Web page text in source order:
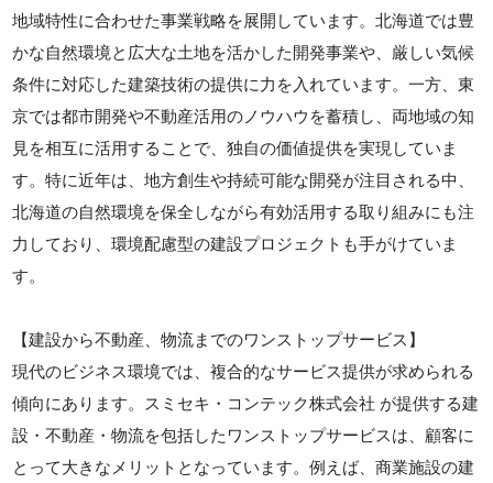
地域特性に合わせた事業戦略を展開しています。北海道では豊
かな自然環境と広大な土地を活かした開発事業や、厳しい気候
条件に対応した建築技術の提供に力を入れています。一方、東
京では都市開発や不動産活用のノウハウを蓄積し、両地域の知
見を相互に活用することで、独自の価値提供を実現していま
す。特に近年は、地方創生や持続可能な開発が注目される中、
北海道の自然環境を保全しながら有効活用する取り組みにも注
力しており、環境配慮型の建設プロジェクトも手がけていま
す。
【建設から不動産、物流までのワンストップサービス】
現代のビジネス環境では、複合的なサービス提供が求められる
傾向にあります。スミセキ・コンテック株式会社 が提供する建
設・不動産・物流を包括したワンストップサービスは、顧客に
とって大きなメリットとなっています。例えば、商業施設の建